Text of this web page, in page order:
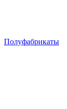
Полуфабрикаты